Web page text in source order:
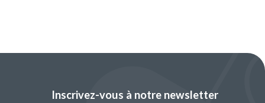
Inscrivez-vous à notre newsletter